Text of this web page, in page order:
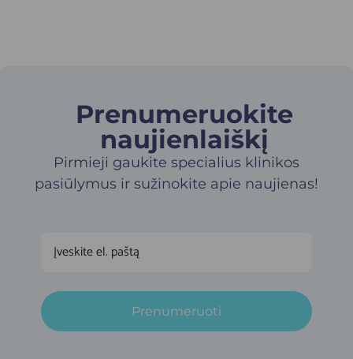
Prenumeruokite
naujienlaiškį​
Pirmieji gaukite specialius klinikos
pasiūlymus ir sužinokite apie naujienas!
Prenumeruoti